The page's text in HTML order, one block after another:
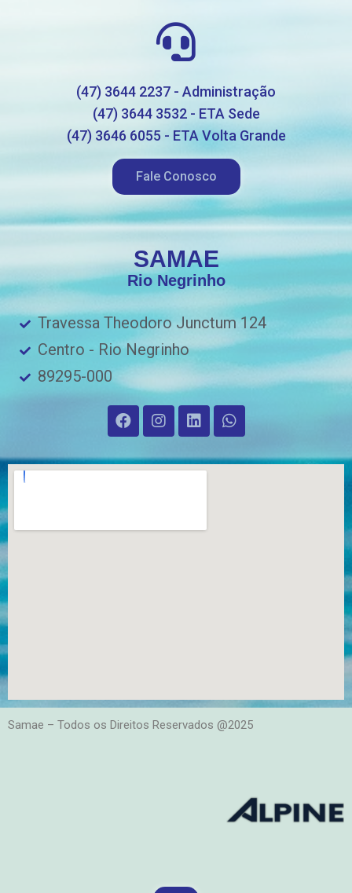
(47) 3644 2237 - Administração
(47) 3644 3532 - ETA Sede
(47) 3646 6055 - ETA Volta Grande
Fale Conosco
SAMAE
Rio Negrinho
Travessa Theodoro Junctum 124
Centro - Rio Negrinho
89295-000
Samae – Todos os Direitos Reservados @2025